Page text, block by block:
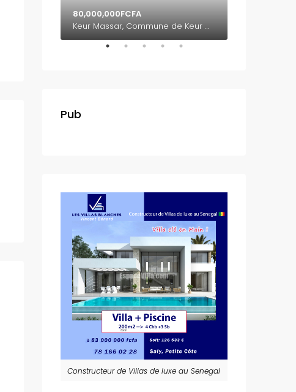
80,000,000FCFA
Keur Massar, Commune de Keur Massar Nord, Arrondissement de Malika, Département de Keur Massar, Région de Dakar, 17000, Sénégal
Pub
Constructeur de Villas de luxe au Senegal